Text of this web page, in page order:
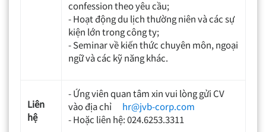
confession theo yêu cầu;
- Hoạt động du lịch thường niên và các sự
kiện lớn trong công ty;
- Seminar về kiến thức chuyên môn, ngoại
ngữ và các kỹ năng khác.
Liên
hệ
- Ứng viên quan tâm xin vui lòng gửi CV
vào địa chỉ
hr@jvb-corp.com
- Hoặc liên hệ: 024.6253.3311